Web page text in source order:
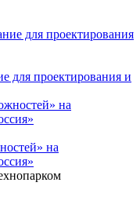
для проектирования и
на